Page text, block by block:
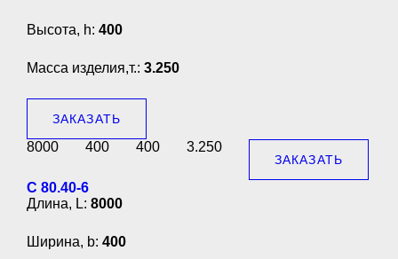
Высота, h: 400
Масса изделия,т.: 3.250
ЗАКАЗАТЬ
8000 400 400 3.250
ЗАКАЗАТЬ
С 80.40-6
Длина, L: 8000
Ширина, b: 400